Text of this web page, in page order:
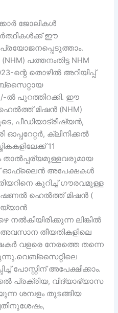
ജോലികൾ
ഈ
പത്തനംതിട്ട NHM
ന്റെ തൊഴിൽ അറിയിപ്പ്
ൽ പുറത്തിറക്കി. ഈ
മിഷൻ (NHM)
പീഡിയാട്രീഷ്യൻ,
ക്ലിനിക്കൽ
11
താൽപ്പര്യമുള്ളവരുമായ
ഓഫ്‌ലൈൻ അപേക്ഷകൾ
കുറിച്ച് ഗൗരവമുള്ള
ഹെൽത്ത് മിഷൻ (
ലിങ്കിൽ
അവസാന തീയതികളിലെ
വളരെ നേരത്തെ തന്നെ
പോസ്റ്റിന് അപേക്ഷിക്കാം.
പ്രക്രിയ, വിദ്യാഭ്യാസ
ശമ്പളം തുടങ്ങിയ